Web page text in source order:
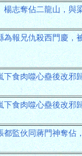
楊志奪佔二龍山，與
為報兄仇殺西門慶，
下食肉噬心蠱後改邪
下食肉噬心蠱後改邪
都監伙同蔣門神奪佔